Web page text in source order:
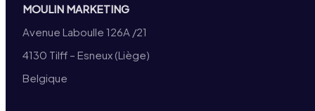
MOULIN MARKETING
Avenue Laboulle 126A /21
4130 Tilff – Esneux (Liège)
Belgique